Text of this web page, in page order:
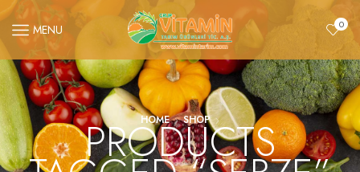
MENU 0
HOME SHOP
PRODUCTS